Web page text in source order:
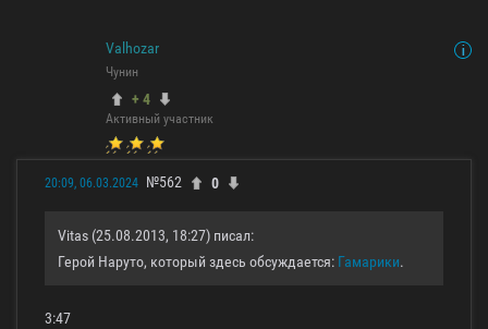
Valhozar
Чунин
+ 4
Активный участник
20:09, 06.03.2024 №562 0
Vitas (25.08.2013, 18:27) писал:
Герой Наруто, который здесь обсуждается: Гамарики.
3:47